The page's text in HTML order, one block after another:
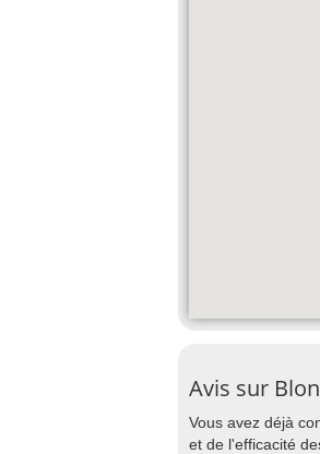
Avis sur
Vous avez déjà
et de l'efficacité